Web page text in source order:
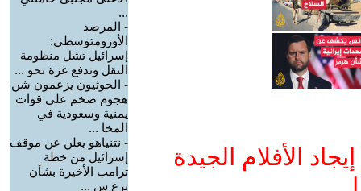
الأفلام الجيدة
...
- المرصد
الأورومتوسطي:
إسرائيل تشل منظومة
النقل وتدفع غزة نحو ...
- الحوثيون يزعمون شن
هجوم ضخم على قوات
يمنية وسعودية في
المخا ...
- نتنياهو يعلن عن موقف
إسرائيل من خطة
ترامب الأخيرة بشأن
نزع س ...